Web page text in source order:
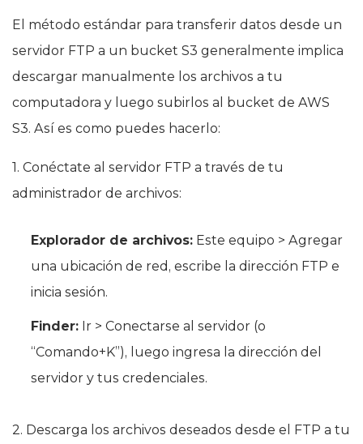
El método estándar para transferir datos desde un
servidor FTP a un bucket S3 generalmente implica
descargar manualmente los archivos a tu
computadora y luego subirlos al bucket de AWS
S3. Así es como puedes hacerlo:
1. Conéctate al servidor FTP a través de tu
administrador de archivos:
Explorador de archivos: Este equipo > Agregar
una ubicación de red, escribe la dirección FTP e
inicia sesión.
Finder: Ir > Conectarse al servidor (o
“Comando+K”), luego ingresa la dirección del
servidor y tus credenciales.
2. Descarga los archivos deseados desde el FTP a tu